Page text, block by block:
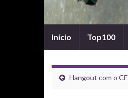
Início Top100
Hangout com o